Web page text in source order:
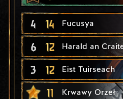
4 14 Fucusya
6 12 Harald an
3 12 Eist Tuirseach
11 Krwawy Orzeł